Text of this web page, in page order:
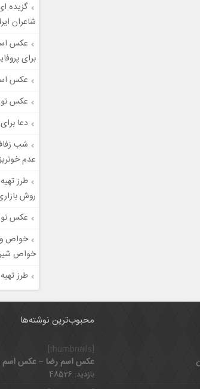
گزیده
شاعران
عکس
برای
عکس
عکس
دعا
شب
عدم
طرز
روش
عکس
خواص و
خواص
طرز
محبوب‌ترین نوشته‌ها
[thumbnails]
عکس اسم رضا – عکس اسم
بازدید: 48526